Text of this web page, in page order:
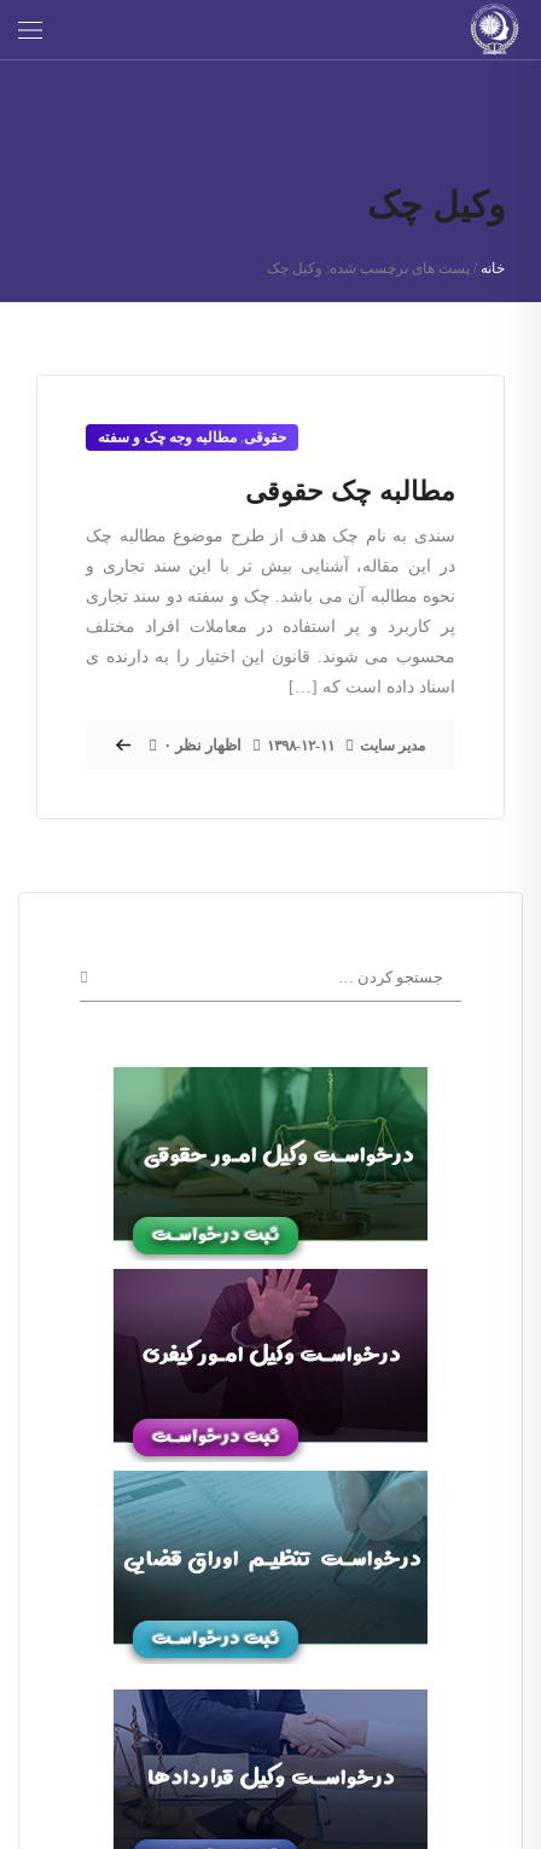
وکیل چک
خانه / پست های برچسب شده: وکیل چک
حقوقی, مطالبه وجه چک و سفته
مطالبه چک حقوقی
سندی به نام چک هدف از طرح موضوع مطالبه چک
در این مقاله، آشنایی بیش تر با این سند تجاری و
نحوه مطالبه آن می باشد. چک و سفته دو سند تجاری
پر کاربرد و پر استفاده در معاملات افراد مختلف
محسوب می شوند. قانون این اختیار را به دارنده ی
اسناد داده است که […]
مدیر سایت ۱۳۹۸-۱۲-۱۱ ۰ اظهار نظر